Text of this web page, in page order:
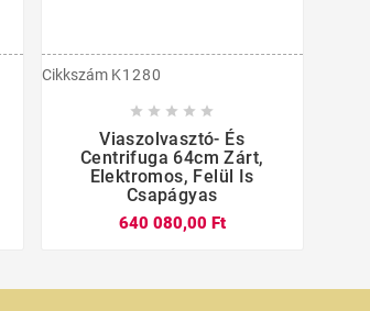
Cikkszám K1280
    
Viaszolvasztó- És
Centrifuga 64cm Zárt,
Elektromos, Felül Is
Csapágyas
640 080,00 Ft